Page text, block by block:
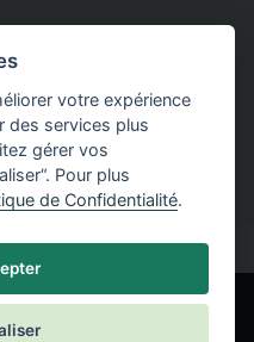
fonctionnement des
votre expérience
des services plus
gérer vos
Pour plus
de Confidentialité.